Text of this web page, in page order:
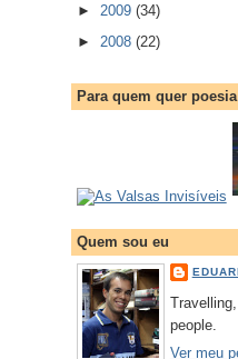
► 2009 (34)
► 2008 (22)
Para quem quer poesia
Quem sou eu
people.
Ver meu